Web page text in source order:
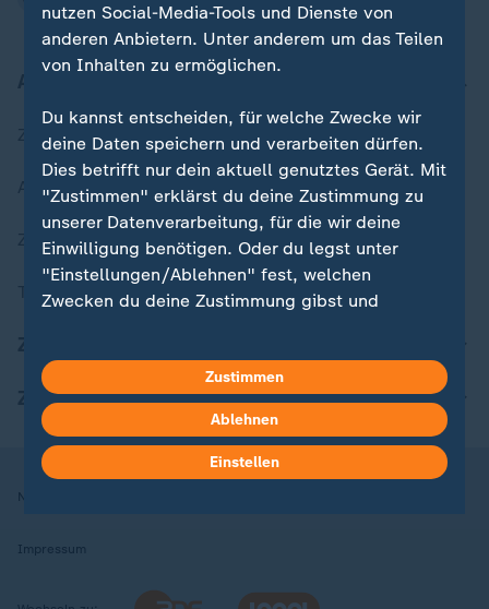
Zuletzt veröffentlicht
Aktuelle Sendungs-Videos
ZDFheute Stories
Themen im Überblick
ZDFheute Apps
Nutzungsbedingungen
Impressum
nutzen Social-Media-Tools und Dienste von
anderen Anbietern. Unter anderem um das Teilen
von Inhalten zu ermöglichen.
Du kannst entscheiden, für welche Zwecke wir
deine Daten speichern und verarbeiten dürfen.
Dies betrifft nur dein aktuell genutztes Gerät. Mit
"Zustimmen" erklärst du deine Zustimmung zu
unserer Datenverarbeitung, für die wir deine
Einwilligung benötigen. Oder du legst unter
"Einstellungen/Ablehnen" fest, welchen
Zwecken du deine Zustimmung gibst und
in deinen Einstellungen widerrufen oder ändern.
Hier findest du das Impressum.
Weitere Informationen findest du in unserer
Datenschutzerklärung.
Zustimmen
Ablehnen
Einstellen